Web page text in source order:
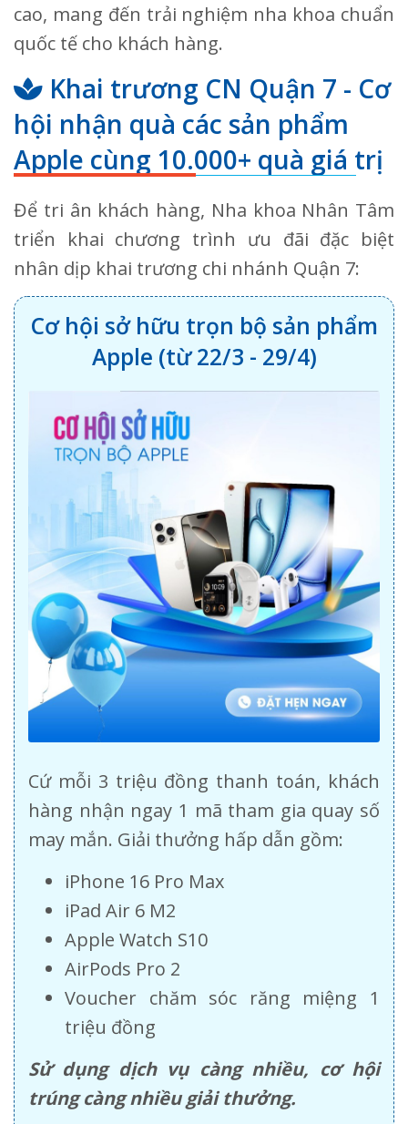
cao, mang đến trải nghiệm nha khoa chuẩn
quốc tế cho khách hàng.
Khai trương CN Quận 7 - Cơ
hội nhận quà các sản phẩm
Apple cùng 10.000+ quà giá trị
Để tri ân khách hàng, Nha khoa Nhân Tâm
triển khai chương trình ưu đãi đặc biệt
nhân dịp khai trương chi nhánh Quận 7:
Cơ hội sở hữu trọn bộ sản phẩm
Apple (từ 22/3 - 29/4)
Cứ mỗi 3 triệu đồng thanh toán, khách
hàng nhận ngay 1 mã tham gia quay số
may mắn. Giải thưởng hấp dẫn gồm:
iPhone 16 Pro Max
iPad Air 6 M2
Apple Watch S10
AirPods Pro 2
Voucher chăm sóc răng miệng 1
triệu đồng
Sử dụng dịch vụ càng nhiều, cơ hội
trúng càng nhiều giải thưởng.